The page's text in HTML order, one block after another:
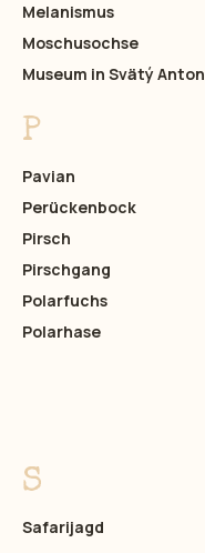
Melanismus
Moschusochse
Museum in Svätý Anton
P
Pavian
Perückenbock
Pirsch
Pirschgang
Polarfuchs
Polarhase
S
Safarijagd